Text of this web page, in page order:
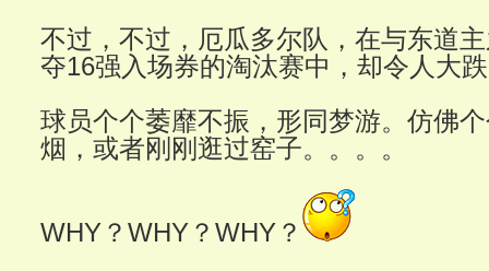
不过，不过，厄瓜多尔队，在与东道
夺16强入场券的淘汰赛中，却令人大
球员个个萎靡不振，形同梦游。仿佛
烟，或者刚刚逛过窑子。。。。
WHY？WHY？WHY？